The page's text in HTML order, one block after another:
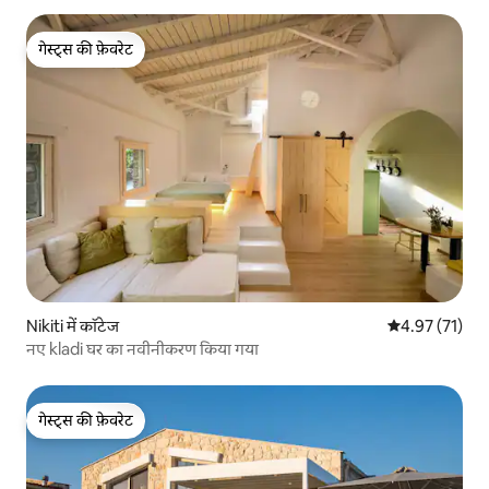
गेस्ट्स की फ़ेवरेट
गेस्ट्स की फ़ेवरेट
Nikiti में कॉटेज औसत रेटिंग 5 में
4.97 (71)
नए kladi घर का नवीनीकरण किया गया
गेस्ट्स की फ़ेवरेट
गेस्ट्स की फ़ेवरेट